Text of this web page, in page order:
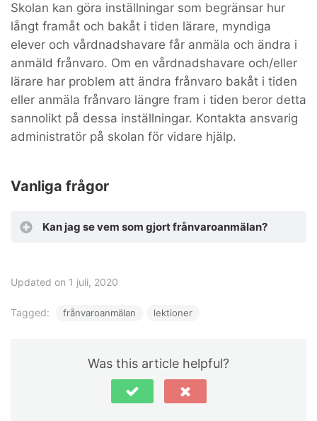
Skolan kan göra inställningar som begränsar hur
långt framåt och bakåt i tiden lärare, myndiga
elever och vårdnadshavare får anmäla och ändra i
anmäld frånvaro. Om en vårdnadshavare och/eller
lärare har problem att ändra frånvaro bakåt i tiden
eller anmäla frånvaro längre fram i tiden beror detta
sannolikt på dessa inställningar. Kontakta ansvarig
administratör på skolan för vidare hjälp.
Vanliga frågor
Kan jag se vem som gjort frånvaroanmälan?
Updated on 1 juli, 2020
Tagged: frånvaroanmälan lektioner
Was this article helpful?